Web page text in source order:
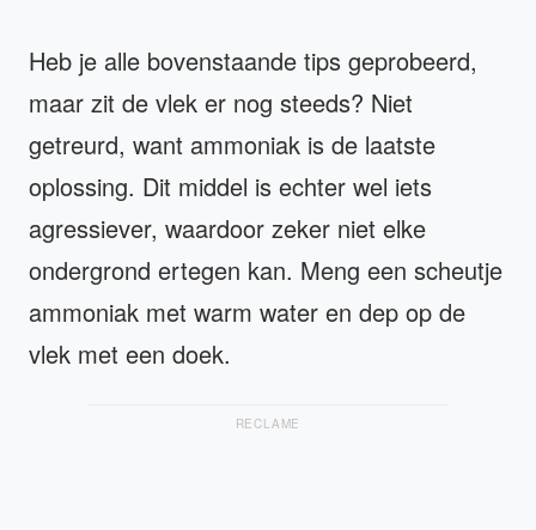
Heb je alle bovenstaande tips geprobeerd,
maar zit de vlek er nog steeds? Niet
getreurd, want ammoniak is de laatste
oplossing. Dit middel is echter wel iets
agressiever, waardoor zeker niet elke
ondergrond ertegen kan. Meng een scheutje
ammoniak met warm water en dep op de
vlek met een doek.
RECLAME